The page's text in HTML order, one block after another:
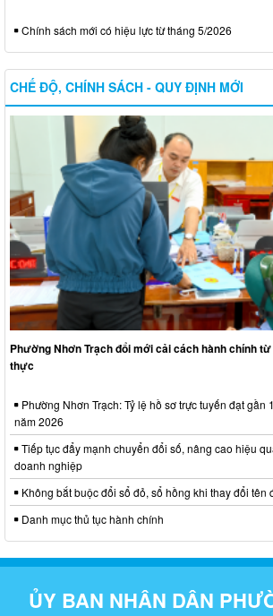
Chính sách mới có hiệu lực từ tháng 5/2026
CHẾ ĐỘ, CHÍNH SÁCH - QUY ĐỊNH MỚI
Phường Nhơn Trạch đổi mới cải cách hành chính
thực
Phường Nhơn Trạch: Tỷ lệ hồ sơ trực tuyến đạt gần
năm 2026
Tiếp tục đẩy mạnh chuyển đổi số, nâng cao hiệu
doanh nghiệp
Không bắt buộc đổi sổ đỏ, sổ hồng khi thay đổi tên
Danh mục thủ tục hành chính
ỦY BAN NHÂN DÂN